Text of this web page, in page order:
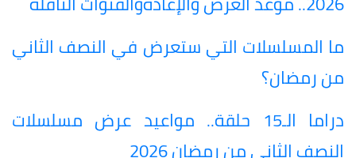
ما المسلسلات التي ستعرض في النصف الثاني
من رمضان؟
دراما الـ15 حلقة.. مواعيد عرض مسلسلات
النصف الثاني من رمضان 2026